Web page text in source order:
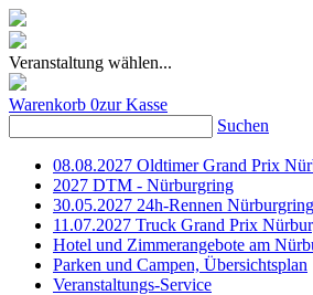
Veranstaltung wählen...
Warenkorb 0zur Kasse
Suchen
08.08.2027 Oldtimer Grand Prix
2027 DTM - Nürburgring
30.05.2027 24h-Rennen Nürburgring
11.07.2027 Truck Grand Prix
Hotel und Zimmerangebote am
Parken und Campen, Übersichtsplan
Veranstaltungs-Service